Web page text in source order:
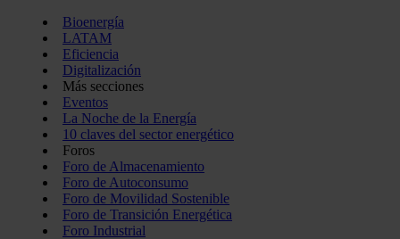
Bioenergía
LATAM
Eficiencia
Digitalización
Más secciones
Eventos
La Noche de la Energía
10 claves del sector energético
Foros
Foro de Almacenamiento
Foro de Autoconsumo
Foro de Movilidad Sostenible
Foro de Transición Energética
Foro Industrial